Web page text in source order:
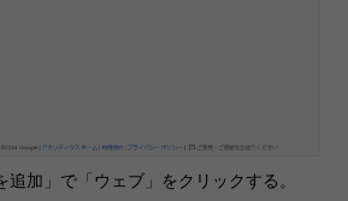
追加」で「ウェブ」をクリックする。